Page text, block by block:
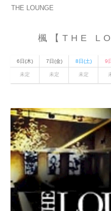
THE LOUNGE
楓【THE
6日(木) 7日(金) 8日(土) 9
未定 未定 未定